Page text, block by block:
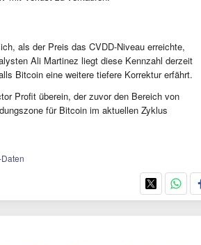
als der Preis das CVDD-Niveau erreichte,
Ali Martinez liegt diese Kennzahl derzeit
Bitcoin eine weitere tiefere Korrektur erfährt.
Profit überein, der zuvor den Bereich von
für Bitcoin im aktuellen Zyklus